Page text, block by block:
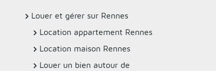
Louer et gérer sur Rennes
Location appartement Rennes
Location maison Rennes
Louer un bien autour de